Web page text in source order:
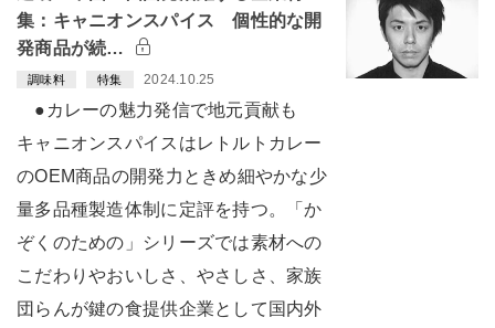
集：キャニオンスパイス 個性的な開
発商品が続…
調味料 特集 2024.10.25
●カレーの魅力発信で地元貢献も
キャニオンスパイスはレトルトカレー
のOEM商品の開発力ときめ細やかな少
量多品種製造体制に定評を持つ。「か
ぞくのための」シリーズでは素材への
こだわりやおいしさ、やさしさ、家族
団らんが鍵の食提供企業として国内外